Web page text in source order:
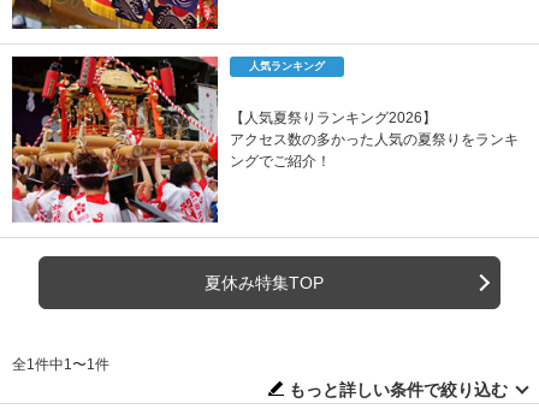
人気ランキング
【人気夏祭りランキング2026】
アクセス数の多かった人気の夏祭りをランキ
ングでご紹介！
夏休み特集TOP
全1件中1〜1件
もっと詳しい条件で絞り込む